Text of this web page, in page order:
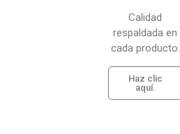
Calidad
respaldada en
cada producto.
Haz clic
aquí.